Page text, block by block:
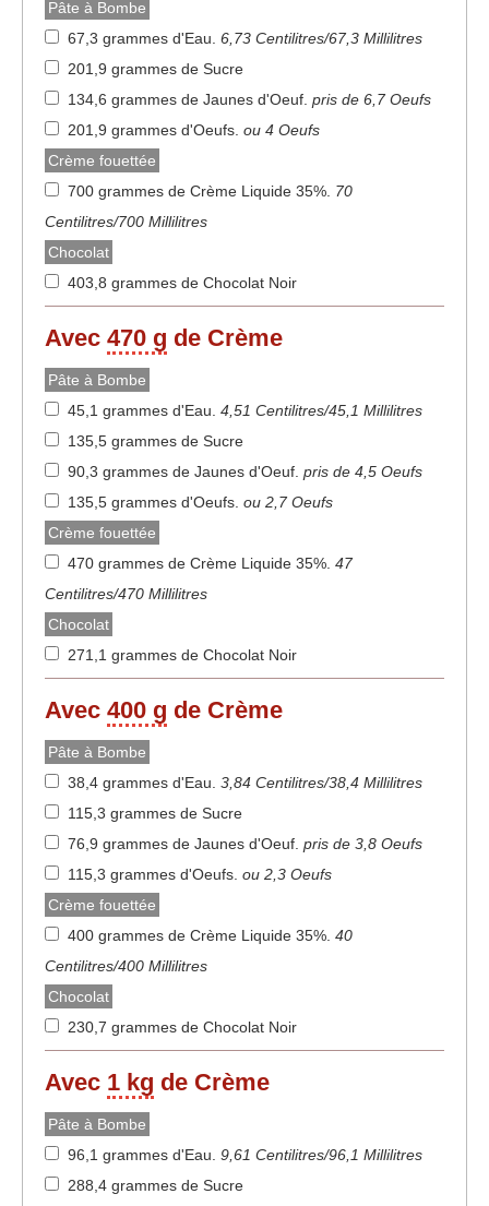
Pâte à Bombe
67,3 grammes d'Eau. 6,73 Centilitres/67,3 Millilitres
201,9 grammes de Sucre
134,6 grammes de Jaunes d'Oeuf. pris de 6,7 Oeufs
201,9 grammes d'Oeufs. ou 4 Oeufs
Crème fouettée
700 grammes de Crème Liquide 35%. 70
Centilitres/700 Millilitres
Chocolat
403,8 grammes de Chocolat Noir
Avec 470 g de Crème
Pâte à Bombe
45,1 grammes d'Eau. 4,51 Centilitres/45,1 Millilitres
135,5 grammes de Sucre
90,3 grammes de Jaunes d'Oeuf. pris de 4,5 Oeufs
135,5 grammes d'Oeufs. ou 2,7 Oeufs
Crème fouettée
470 grammes de Crème Liquide 35%. 47
Centilitres/470 Millilitres
Chocolat
271,1 grammes de Chocolat Noir
Avec 400 g de Crème
Pâte à Bombe
38,4 grammes d'Eau. 3,84 Centilitres/38,4 Millilitres
115,3 grammes de Sucre
76,9 grammes de Jaunes d'Oeuf. pris de 3,8 Oeufs
115,3 grammes d'Oeufs. ou 2,3 Oeufs
Crème fouettée
400 grammes de Crème Liquide 35%. 40
Centilitres/400 Millilitres
Chocolat
230,7 grammes de Chocolat Noir
Avec 1 kg de Crème
Pâte à Bombe
96,1 grammes d'Eau. 9,61 Centilitres/96,1 Millilitres
288,4 grammes de Sucre